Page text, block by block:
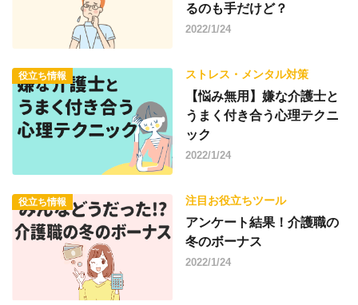
るのも手だけど？
2022/1/24
役立ち情報 ストレス・メンタル対策
【悩み無用】嫌な介護士と
うまく付き合う心理テクニ
ック
2022/1/24
役立ち情報 注目お役立ちツール
アンケート結果！介護職の
冬のボーナス
2022/1/24